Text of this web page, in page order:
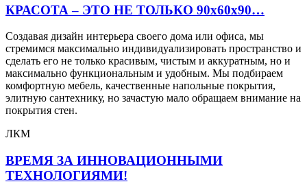
КРАСОТА – ЭТО НЕ ТОЛЬКО 90х60х90…
Создавая дизайн интерьера своего дома или офиса, мы
стремимся максимально индивидуализировать пространство и
сделать его не только красивым, чистым и аккуратным, но и
максимально функциональным и удобным. Мы подбираем
комфортную мебель, качественные напольные покрытия,
элитную сантехнику, но зачастую мало обращаем внимание на
покрытия стен.
ЛКМ
ВРЕМЯ ЗА ИННОВАЦИОННЫМИ
ТЕХНОЛОГИЯМИ!